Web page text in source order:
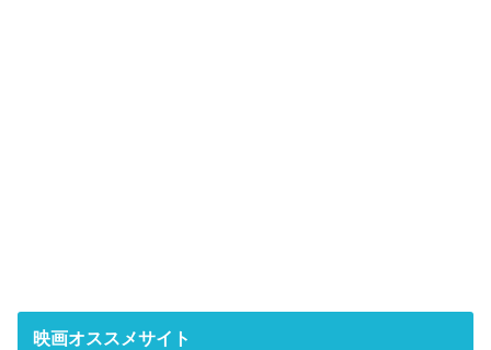
映画オススメサイト